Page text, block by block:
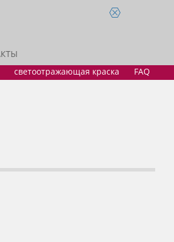
светоотражающая краска FAQ